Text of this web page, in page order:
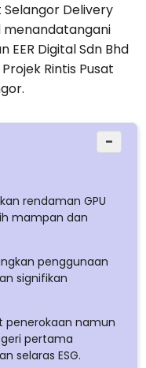
Delivery
menandatangani
Digital Sdn Bhd
Rintis Pusat
−
rendaman GPU
mampan dan
penggunaan
signifikan
penerokaan namun
pertama
selaras ESG.